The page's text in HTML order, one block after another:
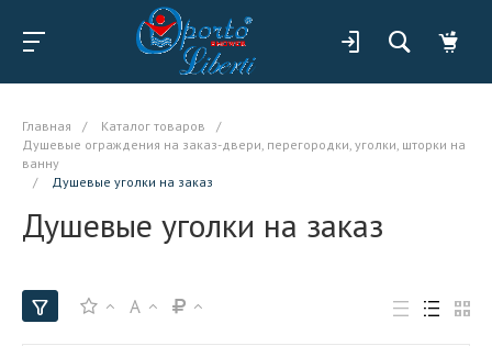
Главная / Каталог товаров
/
Душевые ограждения на заказ-двери, перегородки, уголки, шторки на
ванну
/
Душевые уголки на заказ
Душевые уголки на заказ
A